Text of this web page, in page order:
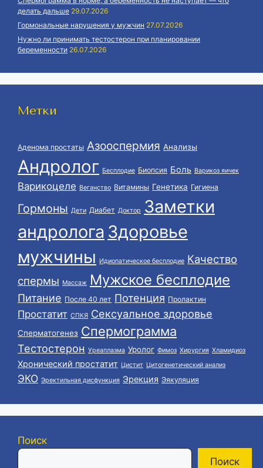
делать дальше 29.07.2026
Гормональные нарушения у мужчин 27.07.2026
Нужно ли принимать тестостерон при планировании
беременности 26.07.2026
Метки
Аденома простаты Азооспермия Анализы
Андролог Бесплодие Биопсия Боль Варикоз яичек
Варикоцеле Веганство Витамины Генетика Гигиена
Гормоны Дети Диабет Доктор
Заметки
андролога Здоровье
мужчины
Идиопатическое бесплодие Качество
спермы Массаж Мужское бесплодие
Питание После 40 лет Потенция Пролактин
Простатит СПКЯ Сексуальное здоровье
Сперматогенез Спермограмма
Тестостерон Уреаплазма Уролог Фимоз Хирургия Хламидиоз
Хронический простатит Цистит Цитогенетический анализ
ЭКО Эректильная дисфункция Эрекция Эякуляция
Поиск
Поиск